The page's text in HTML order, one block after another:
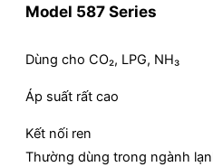
Model 587 Series
Dùng cho CO₂, LPG, NH₃
Áp suất rất cao
Kết nối ren
Thường dùng trong ngành